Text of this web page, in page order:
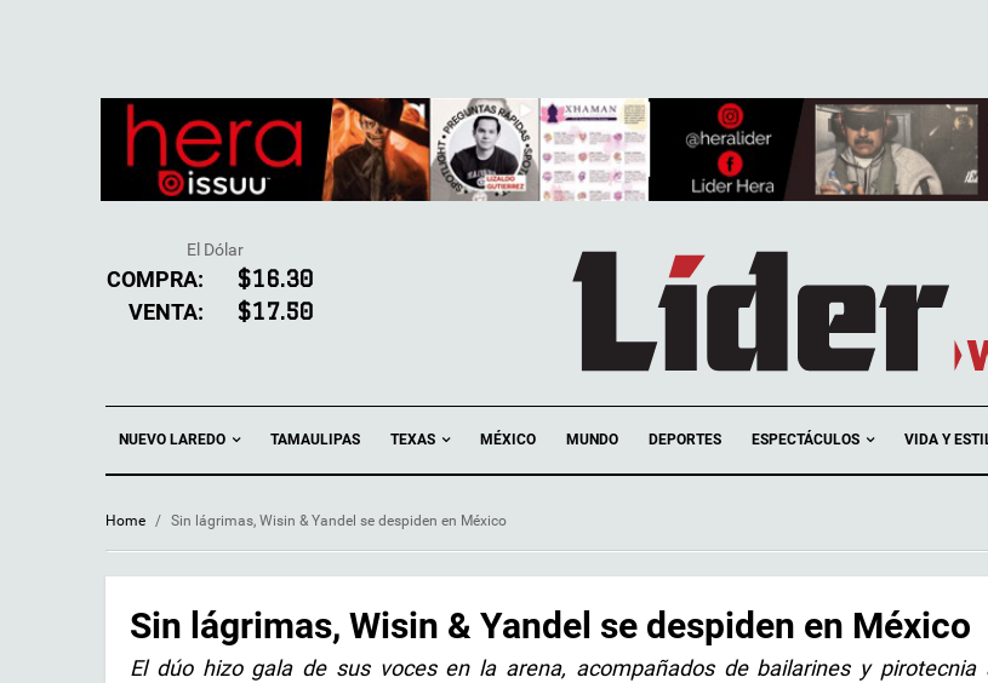
El Dólar
COMPRA: $16.30
VENTA: $17.50
NUEVO LAREDO TAMAULIPAS TEXAS MÉXICO MUNDO DEPORTES ESPECTÁCULOS VIDA Y
Home / Sin lágrimas, Wisin & Yandel se despiden en México
Sin lágrimas, Wisin & Yandel se despiden en México
El dúo hizo gala de sus voces en la arena, acompañados de bailarines y